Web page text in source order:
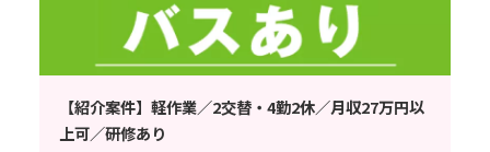
【紹介案件】軽作業／2交替・4勤2休／月収27万円以
上可／研修あり